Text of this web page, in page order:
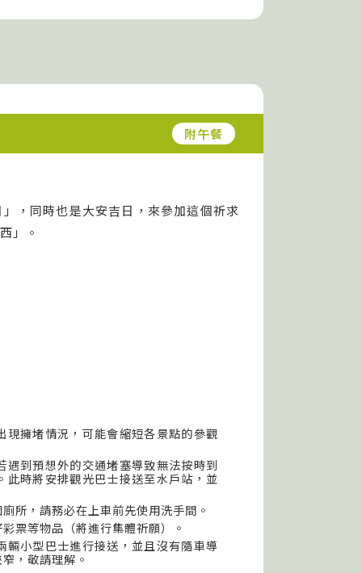
附午餐
，同時也是大安吉日，來參加這個祈求
」。
擁堵情況，可能會縮短各景點的參觀
到預想外的交通堵塞導致無法按時到
時將安排觀光巴士接送至水戶站，並
所，請務必在上車前先使用洗手間。
票等物品（將進行集體祈願）。
小型巴士進行接送，並且沒有隨車導
，敬請理解。